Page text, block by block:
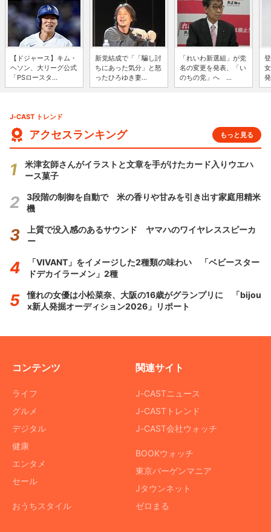
【ドジャース】キム・
ヘソン、大リーグ公式
「PSロースタ...
新党結成で「「騙し討
ちにあった気分」と怒
ったひろゆき妻...
「れいわ新選組」が党
名の変更を発表、「い
のちの党」へ ...
J-CAST トレンド
アクセスランキング もっと見る
米津玄師さんがイラストと文章を手がけたカード入りウエハ
ース菓子
3段階の制御を自動で 米の香りや甘みを引き出す家庭用精米
機
上質で没入感のあるサウンド ヤマハのワイヤレススピーカ
ー
「VIVANT」をイメージした2種類の味わい 「ベビースター
ドデカイラーメン」2種
憧れの女優は小松菜奈、大阪の16歳がグランプリに 「bijou
x新人発掘オーディション2026」リポート
コンテンツ
ライフ
グルメ
デジタル
健康
エンタメ
セール
おうちスタイル
関連サイト
J-CASTニュース
J-CASTトレンド
J-CAST会社ウォッチ
BOOKウォッチ
東京バーゲンマニア
Jタウンネット
ゼロまる